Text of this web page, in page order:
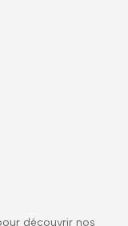
découvrir nos